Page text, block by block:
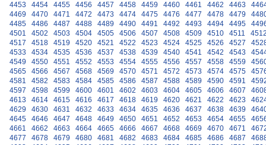
4453
4454 4455 4456 4457 4458 4459 4460 4461 4462 4463
4469
4470 4471 4472 4473 4474 4475 4476 4477 4478 4479
4485
4486 4487 4488 4489 4490 4491 4492 4493 4494 4495
4501
4502 4503 4504 4505 4506 4507 4508 4509 4510 4511
4517
4518 4519 4520 4521 4522 4523 4524 4525 4526 4527
4533
4534 4535 4536 4537 4538 4539 4540 4541 4542 4543
4549
4550 4551 4552 4553 4554 4555 4556 4557 4558 4559
4565
4566 4567 4568 4569 4570 4571 4572 4573 4574 4575
4581
4582 4583 4584 4585 4586 4587 4588 4589 4590 4591
4597
4598 4599 4600 4601 4602 4603 4604 4605 4606 4607
4613
4614 4615 4616 4617 4618 4619 4620 4621 4622 4623
4629
4630 4631 4632 4633 4634 4635 4636 4637 4638 4639
4645
4646 4647 4648 4649 4650 4651 4652 4653 4654 4655
4661
4662 4663 4664 4665 4666 4667 4668 4669 4670 4671
4677
4678 4679 4680 4681 4682 4683 4684 4685 4686 4687